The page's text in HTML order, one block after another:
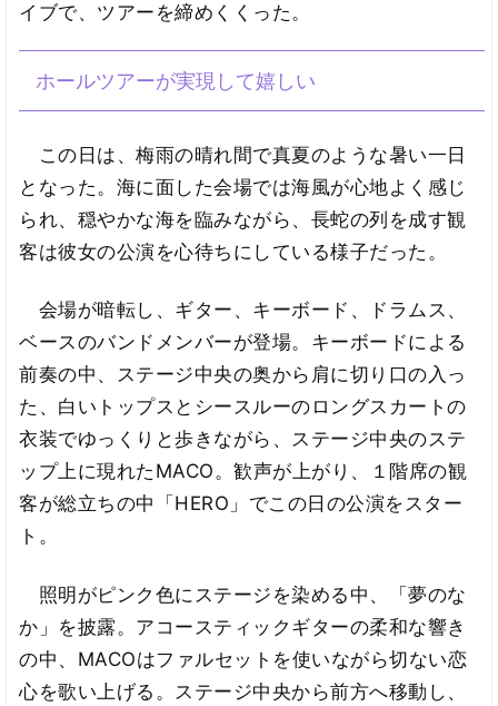
イブで、ツアーを締めくくった。
ホールツアーが実現して嬉しい
この日は、梅雨の晴れ間で真夏のような暑い一日
となった。海に面した会場では海風が心地よく感じ
られ、穏やかな海を臨みながら、長蛇の列を成す観
客は彼女の公演を心待ちにしている様子だった。
会場が暗転し、ギター、キーボード、ドラムス、
ベースのバンドメンバーが登場。キーボードによる
前奏の中、ステージ中央の奥から肩に切り口の入っ
た、白いトップスとシースルーのロングスカートの
衣装でゆっくりと歩きながら、ステージ中央のステ
ップ上に現れたMACO。歓声が上がり、１階席の観
客が総立ちの中「HERO」でこの日の公演をスター
ト。
照明がピンク色にステージを染める中、「夢のな
か」を披露。アコースティックギターの柔和な響き
の中、MACOはファルセットを使いながら切ない恋
心を歌い上げる。ステージ中央から前方へ移動し、